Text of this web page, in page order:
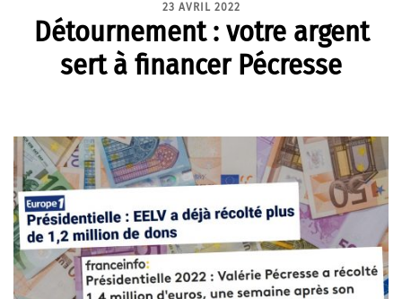
23 AVRIL 2022
Détournement : votre argent
sert à financer Pécresse